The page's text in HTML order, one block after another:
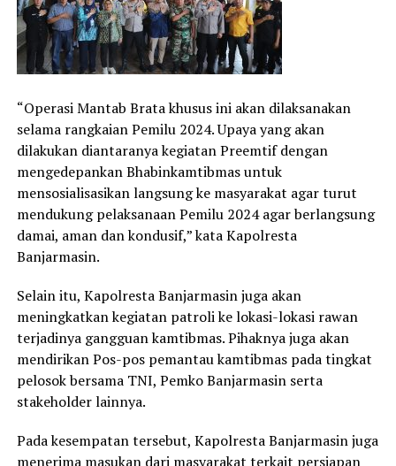
“Operasi Mantab Brata khusus ini akan dilaksanakan
selama rangkaian Pemilu 2024. Upaya yang akan
dilakukan diantaranya kegiatan Preemtif dengan
mengedepankan Bhabinkamtibmas untuk
mensosialisasikan langsung ke masyarakat agar turut
mendukung pelaksanaan Pemilu 2024 agar berlangsung
damai, aman dan kondusif,” kata Kapolresta
Banjarmasin.
Selain itu, Kapolresta Banjarmasin juga akan
meningkatkan kegiatan patroli ke lokasi-lokasi rawan
terjadinya gangguan kamtibmas. Pihaknya juga akan
mendirikan Pos-pos pemantau kamtibmas pada tingkat
pelosok bersama TNI, Pemko Banjarmasin serta
stakeholder lainnya.
Pada kesempatan tersebut, Kapolresta Banjarmasin juga
menerima masukan dari masyarakat terkait persiapan